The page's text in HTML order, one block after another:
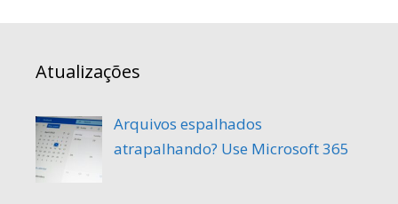
Site
Atualizações
Arquivos espalhados
atrapalhando? Use Microsoft 365